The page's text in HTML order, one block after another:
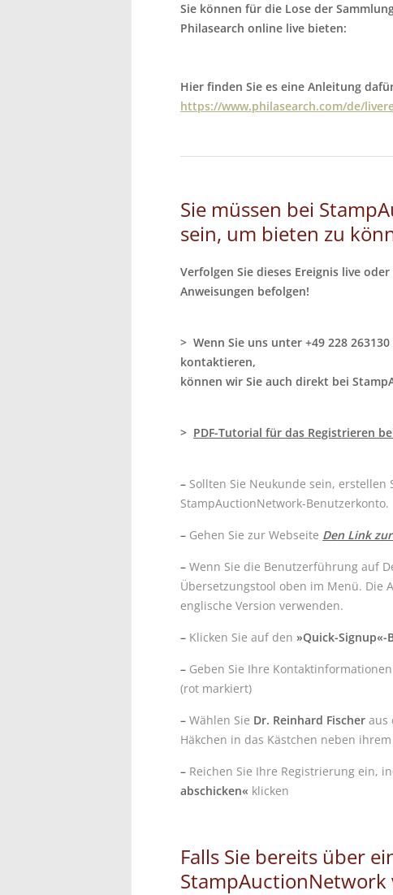
Sie können für die Lose der
Philasearch online live bieten:
Hier finden Sie es eine Anleitung
https://www.philasearch.com/de/
Sie müssen bei
sein, um bieten zu
Verfolgen Sie dieses Ereignis live
Anweisungen befolgen!
> Wenn Sie uns unter +49 228
kontaktieren,
können wir Sie auch direkt bei
> PDF-Tutorial für das Registrieren
– Sollten Sie Neukunde sein, erstellen
StampAuctionNetwork-Benutzerkonto.
– Gehen Sie zur Webseite Den Link
– Wenn Sie die Benutzerführung auf
Übersetzungstool oben im Menü. Die
englische Version verwenden.
– Klicken Sie auf den »Quick-Signup«-
– Geben Sie Ihre
(rot markiert)
– Wählen Sie Dr. Reinhard Fischer aus
Häkchen in das Kästchen neben
– Reichen Sie Ihre Registrierung ein,
abschicken« klicken
Falls Sie bereits über
StampAuctionNetwork